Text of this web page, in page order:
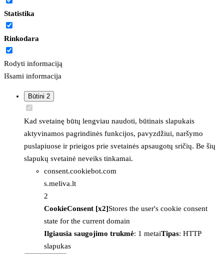
Statistika
Rinkodara
Rodyti informaciją
Išsami informacija
Būtini 2
Kad svetainę būtų lengviau naudoti, būtinais slapukais
aktyvinamos pagrindinės funkcijos, pavyzdžiui, naršymo
puslapiuose ir prieigos prie svetainės apsaugotų sričių. Be šių
slapukų svetainė neveiks tinkamai.
consent.cookiebot.com
s.meliva.lt
2
CookieConsent [x2]Stores the user's cookie consent
state for the current domain
Ilgiausia saugojimo trukmė: 1 metaiTipas: HTTP
slapukas